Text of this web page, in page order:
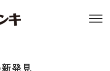
発見